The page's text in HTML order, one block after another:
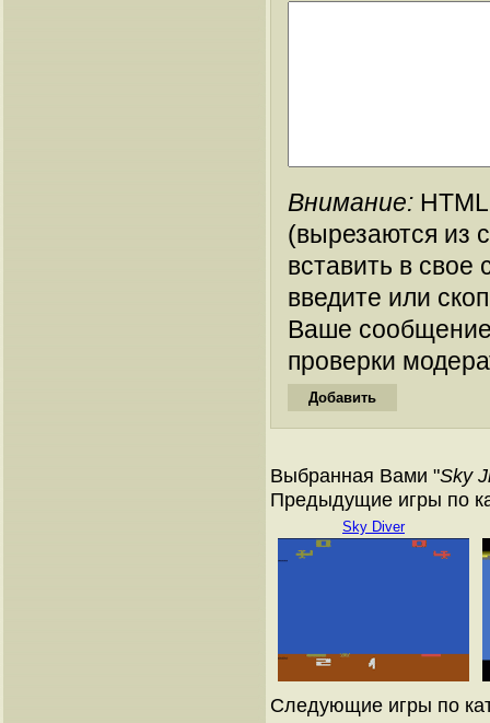
Внимание:
(вырезаются из
вставить в
введите или
Ваше
проверки
Выбранная Вами "Sky
Предыдущие игры по
Sky Diver
Следующие игры по